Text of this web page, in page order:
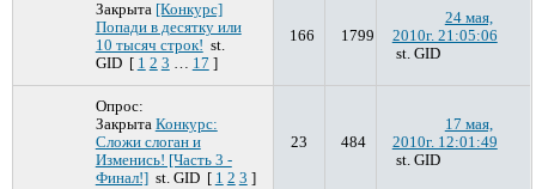
Закрыта [Конкурс]
Попади в десятку или
10 тысяч строк! st.
GID [ 1 2 3 … 17 ]
166 1799
24 мая,
2010г. 21:05:06
st. GID
Опрос:
Закрыта Конкурс:
Сложи слоган и
Изменись! [Часть 3 -
Финал!] st. GID [ 1 2 3 ]
23 484
17 мая,
2010г. 12:01:49
st. GID